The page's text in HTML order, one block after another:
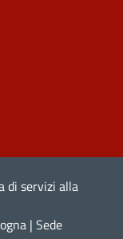
di servizi alla
| Sede